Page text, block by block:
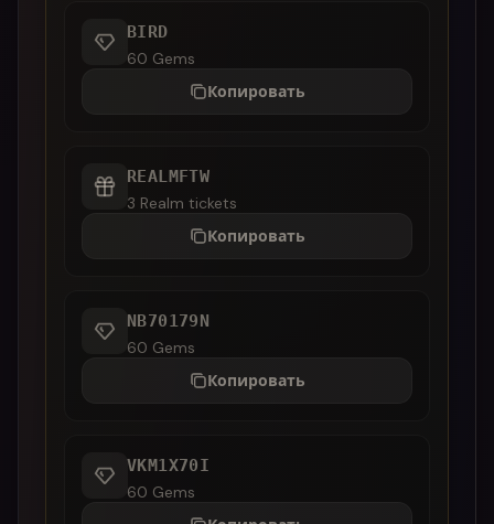
BIRD
60 Gems
Копировать
REALMFTW
3 Realm tickets
Копировать
NB70179N
60 Gems
Копировать
VKM1X70I
60 Gems